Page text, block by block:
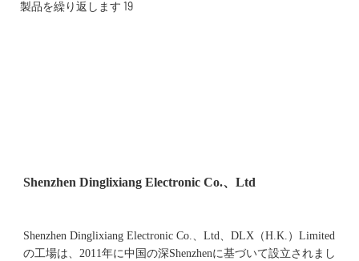
Shenzhen Dinglixiang Electronic Co.、Ltd、DLX（H.K.）Limited
の工場は、2011年に中国の深Shenzhenに基づいて設立されまし